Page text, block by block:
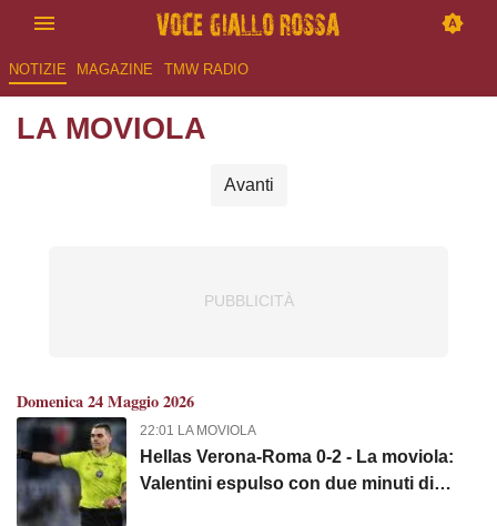
NOTIZIE MAGAZINE TMW RADIO
LA MOVIOLA
Avanti
Domenica 24 Maggio 2026
22:01 LA MOVIOLA
Hellas Verona-Roma 0-2 - La moviola:
Valentini espulso con due minuti di